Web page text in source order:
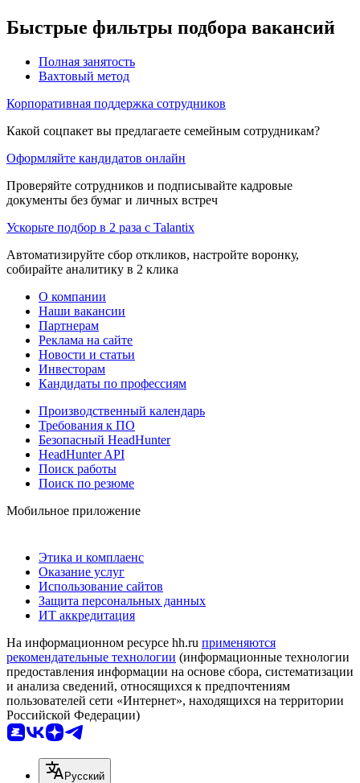
Быстрые фильтры подбора вакансий
Полная занятость
Вахтовый метод
Корпоративная поддержка сотрудников
Какой соцпакет вы предлагаете семейным сотрудникам?
Оформляйте кандидатов онлайн
Проверяйте сотрудников и подписывайте кадровые
документы без бумаг и личных встреч
Ускорьте подбор в 2 раза с Talantix
Автоматизируйте сбор откликов, настройте воронку,
собирайте аналитику в 2 клика
О компании
Наши вакансии
Партнерам
Реклама на сайте
Новости и статьи
Инвесторам
Кандидаты по профессиям
Производственный календарь
Требования к ПО
Безопасный HeadHunter
HeadHunter API
Поиск работы
Поиск по резюме
Мобильное приложение
Этика и комплаенс
Оказание услуг
Использование сайтов
Защита персональных данных
ИТ аккредитация
На информационном ресурсе hh.ru применяются
рекомендательные технологии (информационные технологии
предоставления информации на основе сбора, систематизации
и анализа сведений, относящихся к предпочтениям
пользователей сети «Интернет», находящихся на территории
Российской Федерации)
Русский